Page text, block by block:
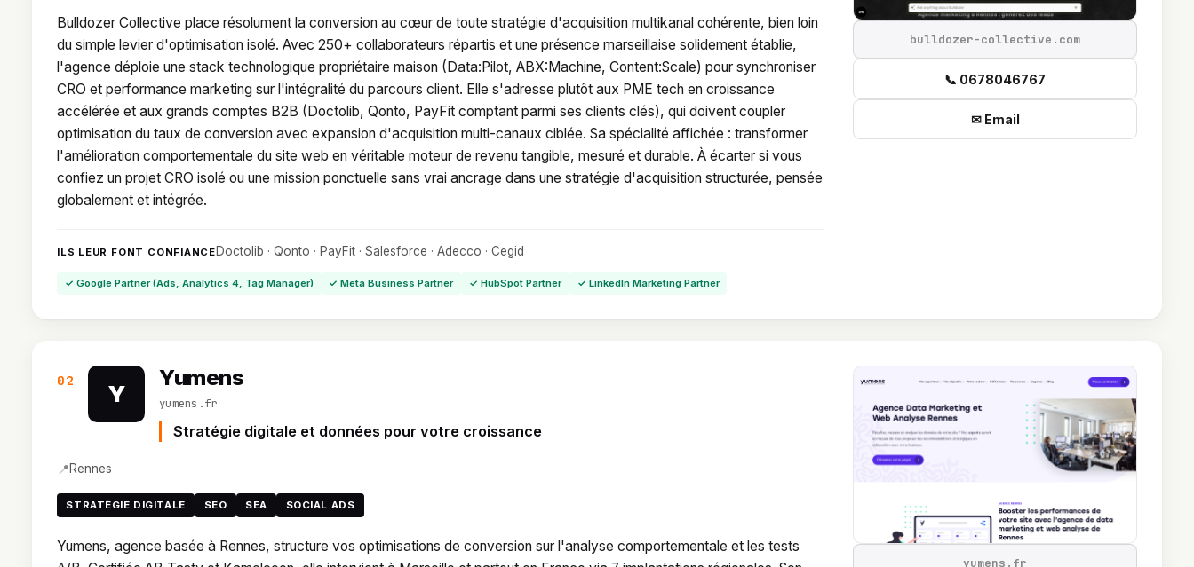
Bulldozer Collective place résolument la conversion au cœur de toute stratégie d'acquisition multikanal cohérente, bien loin
du simple levier d'optimisation isolé. Avec 250+ collaborateurs répartis et une présence marseillaise solidement établie,
l'agence déploie une stack technologique propriétaire maison (Data:Pilot, ABX:Machine, Content:Scale) pour synchroniser
CRO et performance marketing sur l'intégralité du parcours client. Elle s'adresse plutôt aux PME tech en croissance
accélérée et aux grands comptes B2B (Doctolib, Qonto, PayFit comptant parmi ses clients clés), qui doivent coupler
optimisation du taux de conversion avec expansion d'acquisition multi-canaux ciblée. Sa spécialité affichée : transformer
l'amélioration comportementale du site web en véritable moteur de revenu tangible, mesuré et durable. À écarter si vous
confiez un projet CRO isolé ou une mission ponctuelle sans vrai ancrage dans une stratégie d'acquisition structurée, pensée
globalement et intégrée.
ILS LEUR FONT CONFIANCE Doctolib · Qonto · PayFit · Salesforce · Adecco · Cegid
✓ Google Partner (Ads, Analytics 4, Tag Manager) ✓ Meta Business Partner ✓ HubSpot Partner ✓ LinkedIn Marketing Partner
bulldozer-collective.com
📞 0678046767
✉ Email
02
Y
Yumens
yumens.fr
Stratégie digitale et données pour votre croissance
📍Rennes
STRATÉGIE DIGITALE SEO SEA SOCIAL ADS
Yumens, agence basée à Rennes, structure vos optimisations de conversion sur l'analyse comportementale et les tests
yumens.fr